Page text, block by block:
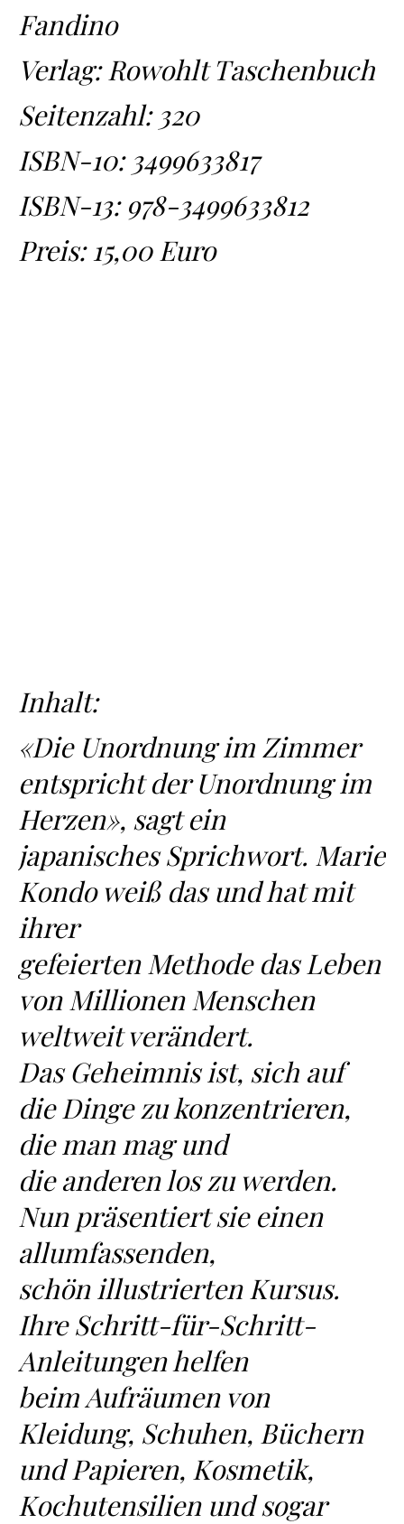
Fandino
Verlag: Rowohlt Taschenbuch
Seitenzahl: 320
ISBN-10: 3499633817
ISBN-13: 978-3499633812
Preis: 15,00 Euro
Inhalt:
«Die Unordnung im Zimmer
entspricht der Unordnung im
Herzen», sagt ein
japanisches Sprichwort. Marie
Kondo weiß das und hat mit
ihrer
gefeierten Methode das Leben
von Millionen Menschen
weltweit verändert.
Das Geheimnis ist, sich auf
die Dinge zu konzentrieren,
die man mag und
die anderen los zu werden.
Nun präsentiert sie einen
allumfassenden,
schön illustrierten Kursus.
Ihre Schritt-für-Schritt-
Anleitungen helfen
beim Aufräumen von
Kleidung, Schuhen, Büchern
und Papieren, Kosmetik,
Kochutensilien und sogar